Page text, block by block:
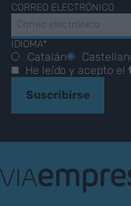
CORREO ELECTRÓNICO
IDIOMA*
Catalán
He leído y acepto el
Suscribirse